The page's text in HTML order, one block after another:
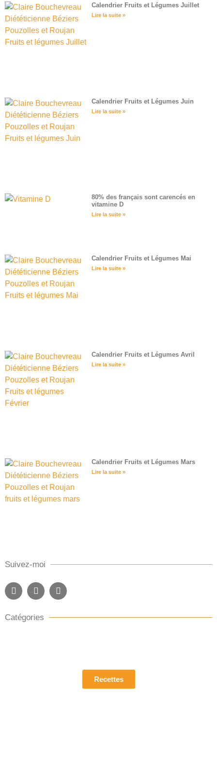
Calendrier Fruits et Légumes Juillet
Lire la suite »
Calendrier Fruits et Légumes Juin
Lire la suite »
80% des français sont carencés en
vitamine D
Lire la suite »
Calendrier Fruits et Légumes Mai
Lire la suite »
Calendrier Fruits et Légumes Avril
Lire la suite »
Calendrier Fruits et Légumes Mars
Lire la suite »
Suivez-moi
Catégories
Recettes